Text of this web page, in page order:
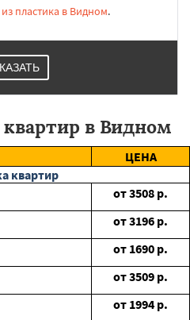
пластика в Видном.
в Видном
ЦЕНА
квартир
от3508 р.
от3196 р.
от 1690 р.
от3509 р.
от 1994 р.